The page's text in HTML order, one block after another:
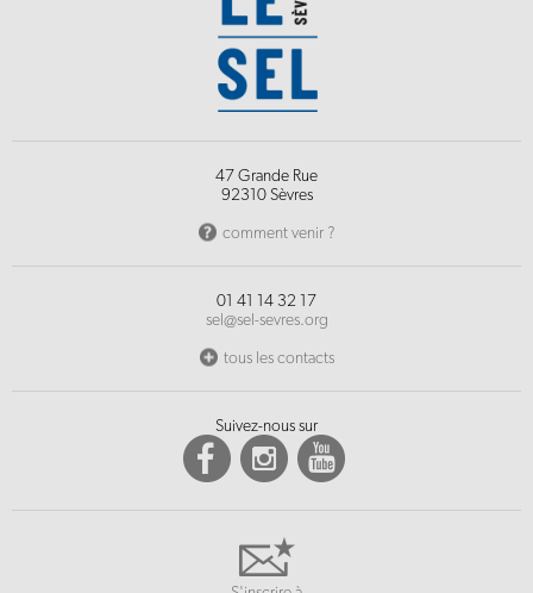
47 Grande Rue
92310 Sèvres
comment venir ?
01 41 14 32 17
sel@sel-sevres.org
tous les contacts
Suivez-nous sur